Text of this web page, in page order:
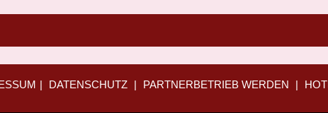
| DATENSCHUTZ | PARTNERBETRIEB WERDEN |